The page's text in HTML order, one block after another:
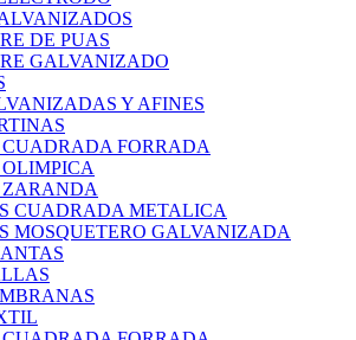
DE PUAS
GALVANIZADO
Y AFINES
FORRADA
CUADRADA METALICA
MOSQUETERO GALVANIZADA